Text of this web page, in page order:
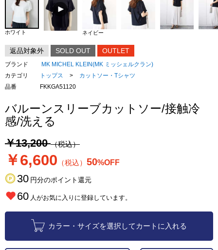
ホワイト ネイビー
返品対象外 SOLD OUT OUTLET
ブランド
MK MICHEL KLEIN(MK ミッシェルクラン)
カテゴリ
トップス >
カットソー・Tシャツ
品番
FKKGA51120
バルーンスリーブカットソー/接触冷
感/洗える
￥13,200（税込）
￥6,600 （税込） 50%OFF
30 円分のポイント還元
60 人がお気に入りに登録しています。
カラー・サイズを選択してカートに入れる